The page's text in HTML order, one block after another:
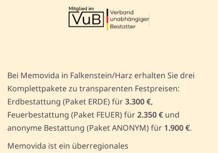
Bei Memovida in Falkenstein/Harz erhalten Sie drei
Komplettpakete zu transparenten Festpreisen:
Erdbestattung (Paket ERDE) für3.300 €,
Feuerbestattung (Paket FEUER) für2.350 € und
anonyme Bestattung (Paket ANONYM) für 1.900 €.
Memovida ist ein überregionales